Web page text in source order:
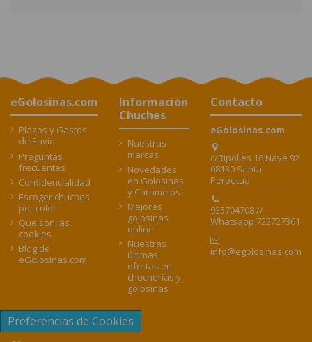
eGolosinas.com
Plazos y Gastos
de Envío
Preguntas
frecuentes
Confidencialidad
Escoger chuches
por color
Que son las
cookies
Blog de
eGolosinas.com
Información
Chuches
Nuestras
marcas
Novedades
en Golosinas
y Caramelos
Mejores
golosinas
online
Nuestras
últimas
ofertas en
chucherías y
golosinas
Contacto
eGolosinas.com
c/Ripolles 18 Nave 92
08130 Santa
Perpetua
935704708 //
Whatsapp 722727361
info@egolosinas.com
Preferencias de Cookies